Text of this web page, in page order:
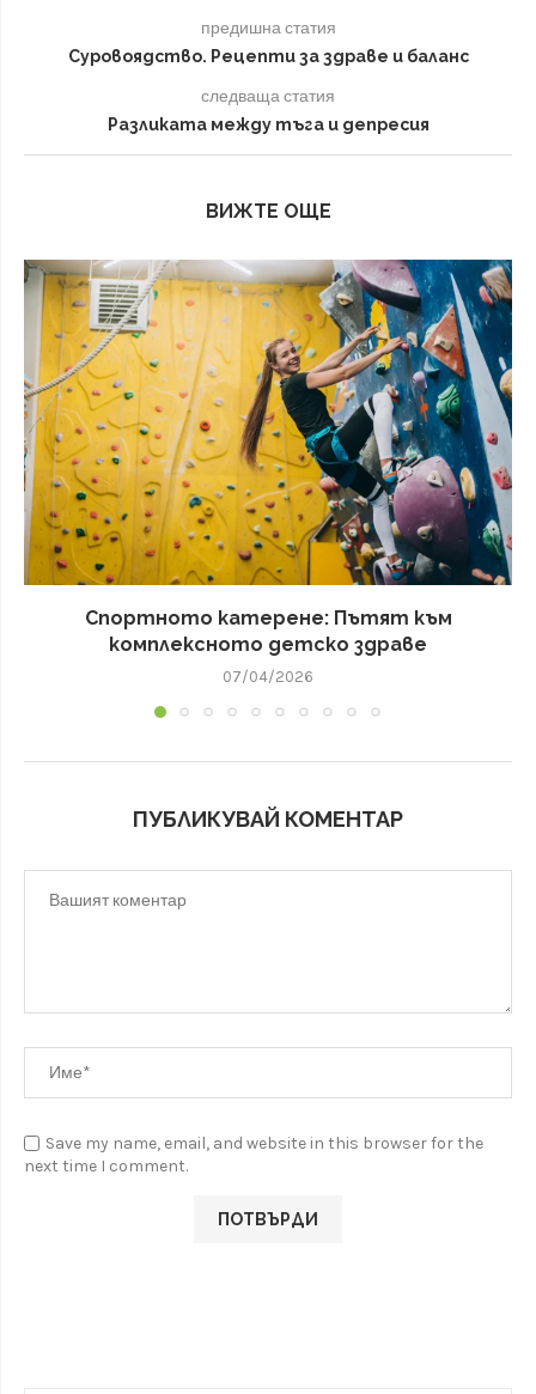
предишна статия
Суровоядство. Рецепти за здраве и баланс
следваща статия
Разликата между тъга и депресия
ВИЖТЕ ОЩЕ
Спортното катерене: Пътят към
комплексното детско здраве
07/04/2026
ПУБЛИКУВАЙ КОМЕНТАР
Save my name, email, and website in this browser for the
next time I comment.